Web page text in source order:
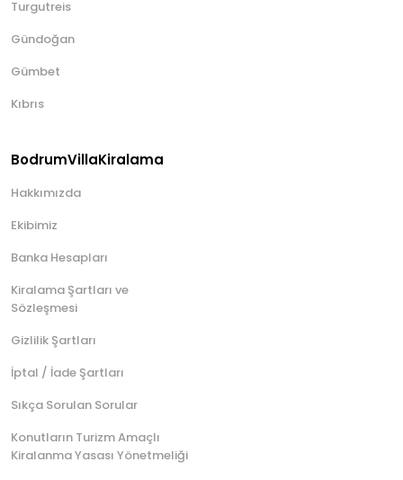
Turgutreis
Gündoğan
Gümbet
Kıbrıs
BodrumVillaKiralama
Hakkımızda
Ekibimiz
Banka Hesapları
Kiralama Şartları ve
Sözleşmesi
Gizlilik Şartları
İptal / İade Şartları
Sıkça Sorulan Sorular
Konutların Turizm Amaçlı
Kiralanma Yasası Yönetmeliği